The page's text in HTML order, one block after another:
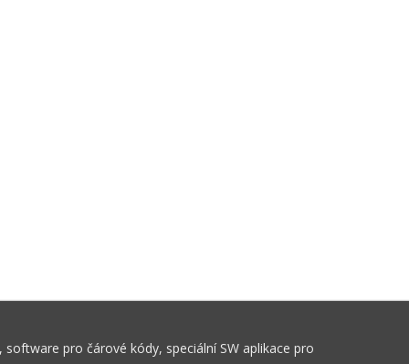
pro čárové kódy, speciální SW aplikace pro